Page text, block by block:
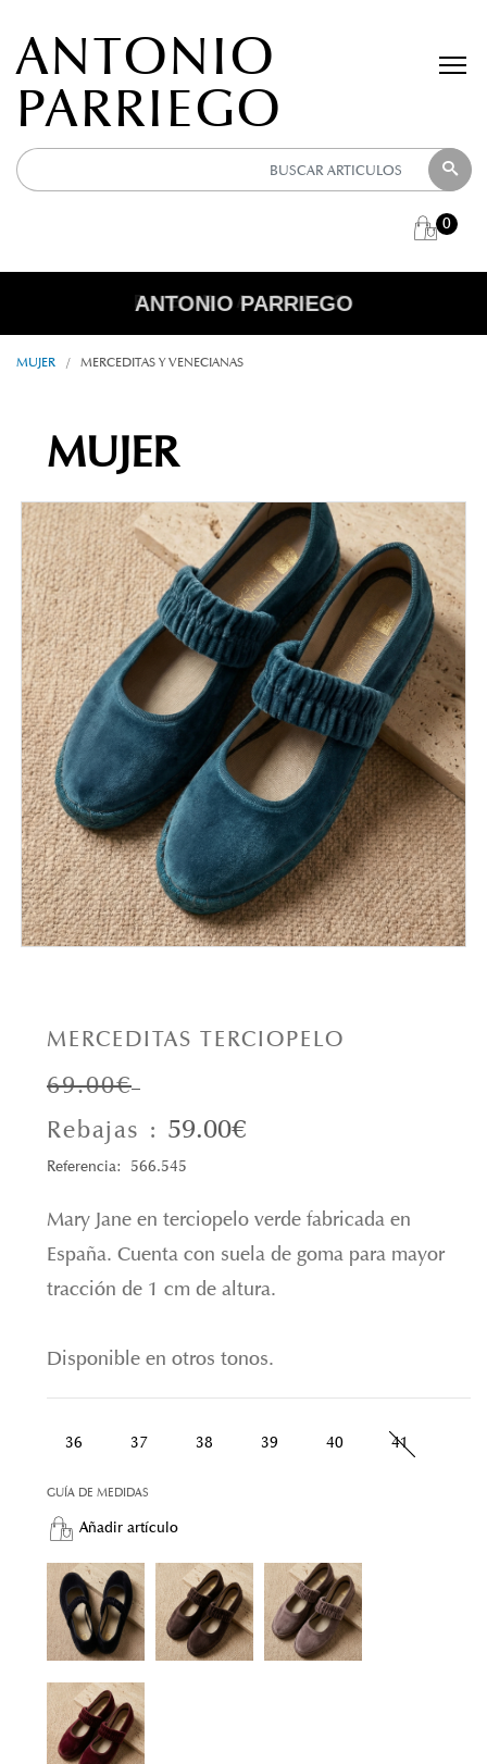
ANTONIO
PARRIEGO
0
R E B A J A S
ANTONIO PARRIEGO
MUJER / MERCEDITAS Y VENECIANAS
MUJER
MERCEDITAS TERCIOPELO
69.00€
Rebajas : 59.00€
Referencia: 566.545
Mary Jane en terciopelo verde fabricada en
España. Cuenta con suela de goma para mayor
tracción de 1 cm de altura.
Disponible en otros tonos.
36 37 38 39 40 41
GUÍA DE MEDIDAS
Añadir artículo